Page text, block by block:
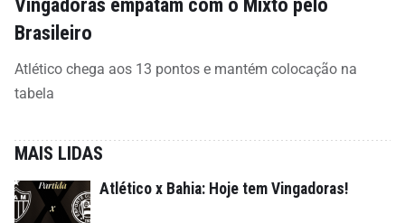
Brasileiro
Atlético chega aos 13 pontos e mantém colocação na
tabela
MAIS LIDAS
Atlético x Bahia: Hoje tem Vingadoras!